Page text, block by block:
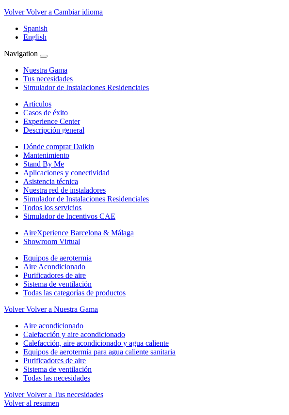
Volver Volver a Cambiar idioma
Spanish
English
Navigation
Nuestra Gama
Tus necesidades
Simulador de Instalaciones Residenciales
Artículos
Casos de éxito
Experience Center
Descripción general
Dónde comprar Daikin
Mantenimiento
Stand By Me
Aplicaciones y conectividad
Asistencia técnica
Nuestra red de instaladores
Simulador de Instalaciones Residenciales
Todos los servicios
Simulador de Incentivos CAE
AireXperience Barcelona & Málaga
Showroom Virtual
Equipos de aerotermia
Aire Acondicionado
Purificadores de aire
Sistema de ventilación
Todas las categorías de productos
Volver Volver a Nuestra Gama
Aire acondicionado
Calefacción y aire acondicionado
Calefacción, aire acondicionado y agua caliente
Equipos de aerotermia para agua caliente sanitaria
Purificadores de aire
Sistema de ventilación
Todas las necesidades
Volver Volver a Tus necesidades
Volver al resumen